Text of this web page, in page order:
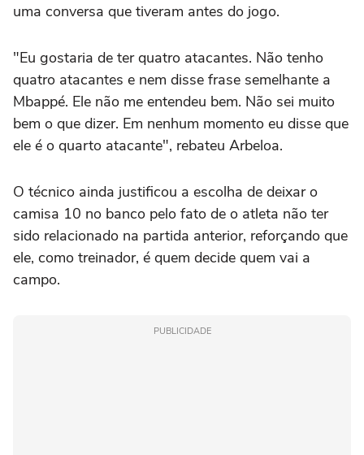
uma conversa que tiveram antes do jogo.
"Eu gostaria de ter quatro atacantes. Não tenho
quatro atacantes e nem disse frase semelhante a
Mbappé. Ele não me entendeu bem. Não sei muito
bem o que dizer. Em nenhum momento eu disse que
ele é o quarto atacante", rebateu Arbeloa.
O técnico ainda justificou a escolha de deixar o
camisa 10 no banco pelo fato de o atleta não ter
sido relacionado na partida anterior, reforçando que
ele, como treinador, é quem decide quem vai a
campo.
PUBLICIDADE